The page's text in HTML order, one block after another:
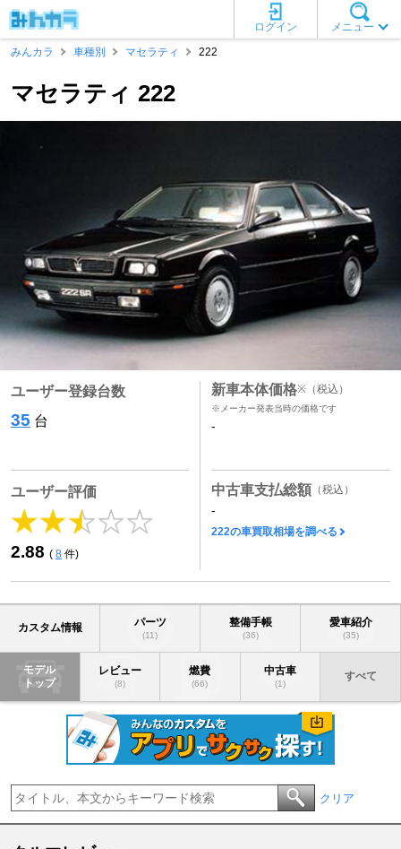
メニュー
ログイン
みんカラ
車種別 マセラティ 222
マセラティ 222
ユーザー登録台数
35 台
ユーザー評価
2.88 ( 8 件)
新車本体価格※ （税込）
※メーカー発表当時の価格です
-
中古車支払総額 （税込）
-
222の車買取相場を調べる
カスタム情報 パーツ
(11)
整備手帳
(36)
愛車紹介
(35)
モデル
トップ
レビュー
(8)
燃費
(66)
中古車
(1)
すべて
クリア